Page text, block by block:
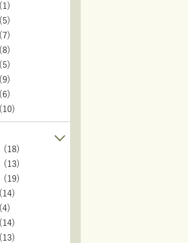
(18)
(13)
(19)